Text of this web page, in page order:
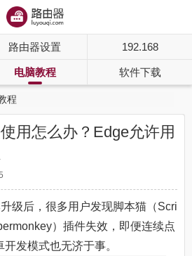
路由器设置 192.168
电脑教程 软件下载
程
用怎么办？Edge允许用
级后，很多用户发现脚本猫（Scri
）插件失效，即便连续点
发模式也无济于事。